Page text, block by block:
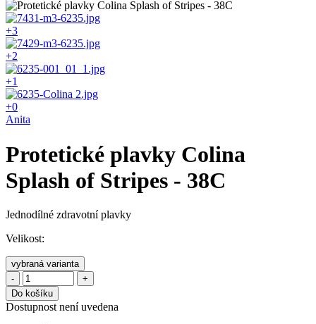
+3
+2
+1
+0
Anita
Protetické plavky Colina
Splash of Stripes - 38C
Jednodílné zdravotní plavky
Velikost:
vybraná varianta
-
+
Do košíku
Dostupnost není uvedena